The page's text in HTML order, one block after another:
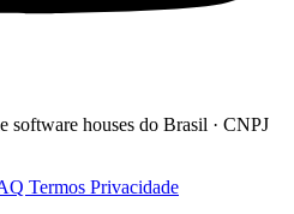
houses do Brasil · CNPJ
Termos Privacidade